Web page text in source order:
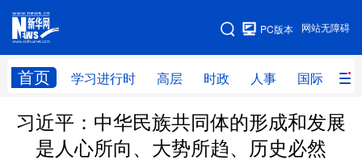
网站无障碍
PC版本
首页 学习进行时 高层 时政 人事 国际 财
网站地图
学习进行时 高层 时政 人事
国际 财经 网评 港澳
习近平：中华民族共同体的形成和发展
是人心所向、大势所趋、历史必然